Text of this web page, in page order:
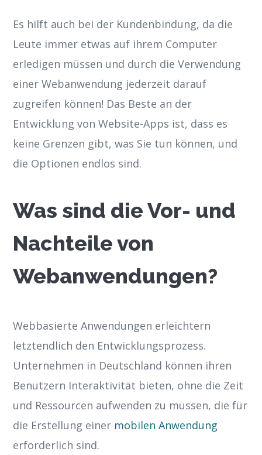
Es hilft auch bei der Kundenbindung, da die
Leute immer etwas auf ihrem Computer
erledigen müssen und durch die Verwendung
einer Webanwendung jederzeit darauf
zugreifen können! Das Beste an der
Entwicklung von Website-Apps ist, dass es
keine Grenzen gibt, was Sie tun können, und
die Optionen endlos sind.
Was sind die Vor- und
Nachteile von
Webanwendungen?
Webbasierte Anwendungen erleichtern
letztendlich den Entwicklungsprozess.
Unternehmen in Deutschland können ihren
Benutzern Interaktivität bieten, ohne die Zeit
und Ressourcen aufwenden zu müssen, die für
die Erstellung einer mobilen Anwendung
erforderlich sind.